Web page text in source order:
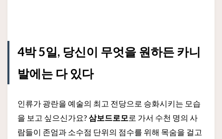
4박 5일, 당신이 무엇을 원하든 카니
발에는 다 있다
인류가 광란을 예술의 최고 전당으로 승화시키는 모습
을 보고 싶으신가요? 삼보드로모로 가서 수천 명의 사
람들이 존엄과 소수점 단위의 점수를 위해 목숨을 걸고